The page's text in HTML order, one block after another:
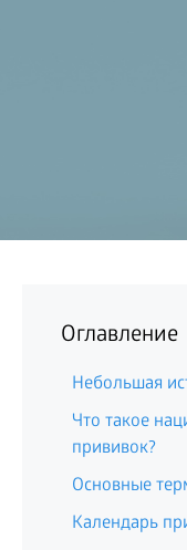
Оглавление
Небольшая
Что такое
прививок?
Основные
Календарь